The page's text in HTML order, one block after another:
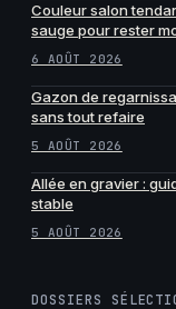
Couleur salon
sauge pour rester
6 AOÛT 2026
Gazon de
sans tout refaire
5 AOÛT 2026
Allée en gravier :
stable
5 AOÛT 2026
DOSSIERS